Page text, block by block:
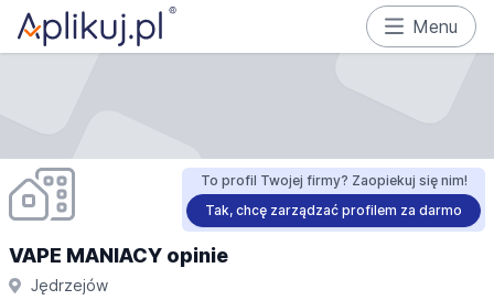
Menu
To profil Twojej firmy? Zaopiekuj się nim!
Tak, chcę zarządzać profilem za darmo
VAPE MANIACY opinie
Jędrzejów